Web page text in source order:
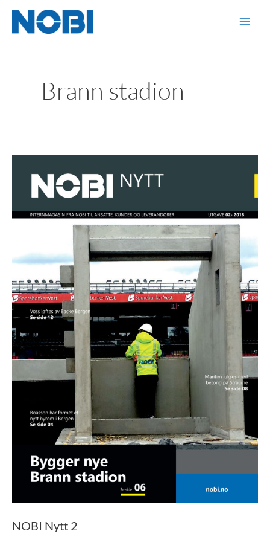
Hopp
Brann stadion
NOBI Nytt 2